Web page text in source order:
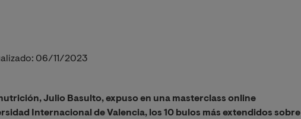
06/11/2023
Julio Basulto, expuso en una masterclass online
Internacional de Valencia, los 10 bulos más extendidos sobre